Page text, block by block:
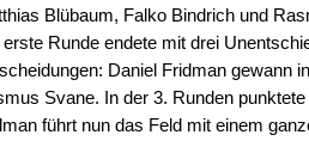
Blübaum, Falko Bindrich und
erste Runde endete mit drei
Daniel Fridman gewann
Svane. In der 3. Runden
führt nun das Feld mit einem